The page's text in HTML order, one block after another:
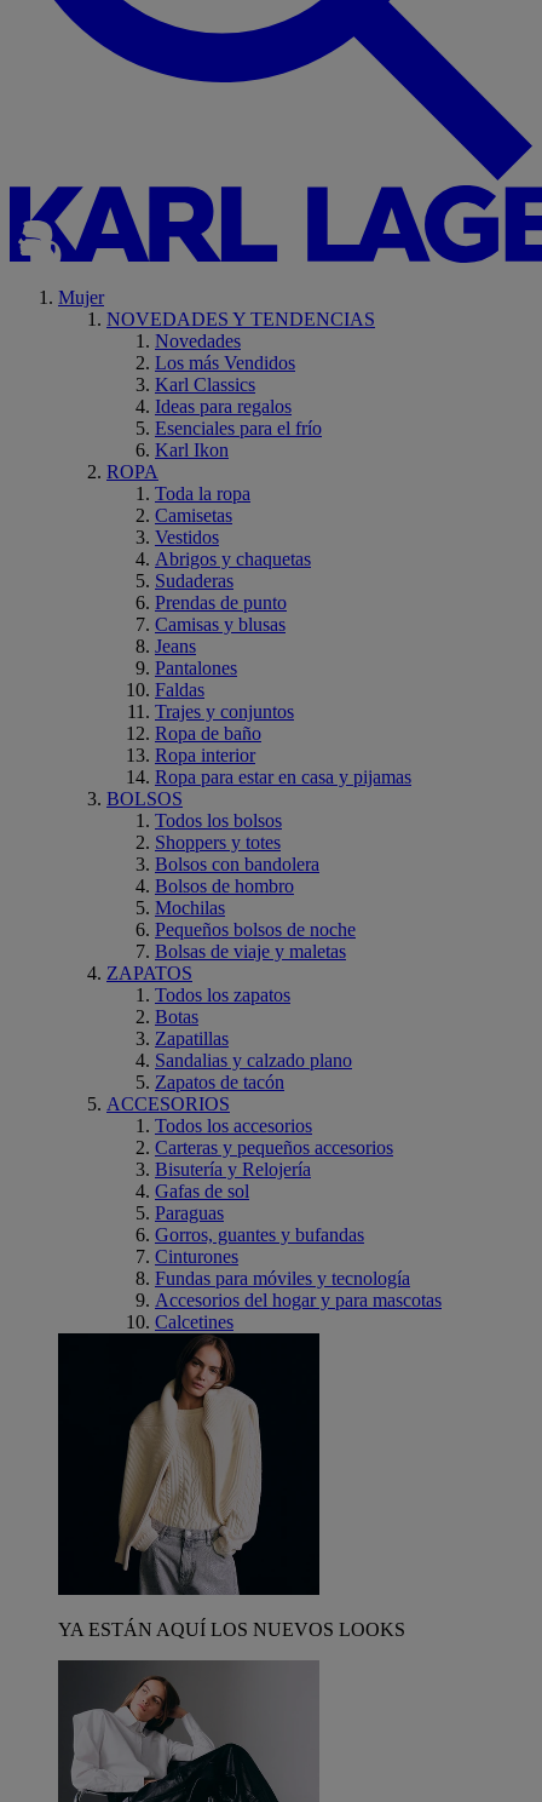
Mujer
NOVEDADES Y TENDENCIAS
Novedades
Los más Vendidos
Karl Classics
Ideas para regalos
Esenciales para el frío
Karl Ikon
ROPA
Toda la ropa
Camisetas
Vestidos
Abrigos y chaquetas
Sudaderas
Prendas de punto
Camisas y blusas
Jeans
Pantalones
Faldas
Trajes y conjuntos
Ropa de baño
Ropa interior
Ropa para estar en casa y pijamas
BOLSOS
Todos los bolsos
Shoppers y totes
Bolsos con bandolera
Bolsos de hombro
Mochilas
Pequeños bolsos de noche
Bolsas de viaje y maletas
ZAPATOS
Todos los zapatos
Botas
Zapatillas
Sandalias y calzado plano
Zapatos de tacón
ACCESORIOS
Todos los accesorios
Carteras y pequeños accesorios
Bisutería y Relojería
Gafas de sol
Paraguas
Gorros, guantes y bufandas
Cinturones
Fundas para móviles y tecnología
Accesorios del hogar y para mascotas
Calcetines
YA ESTÁN AQUÍ LOS NUEVOS LOOKS